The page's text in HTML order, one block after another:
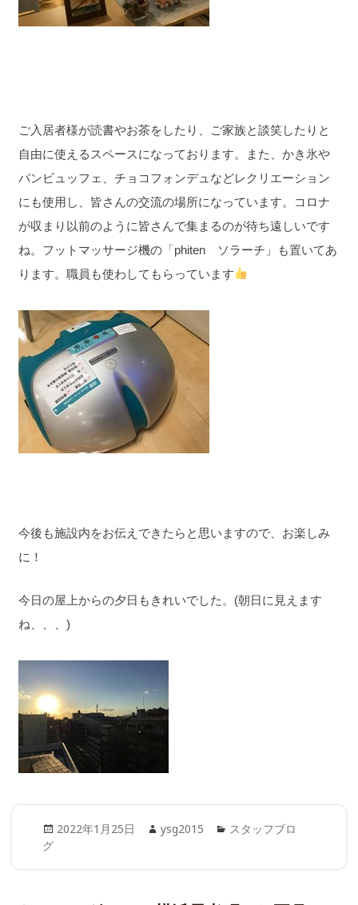
ご入居者様が読書やお茶をしたり、ご家族と談笑したりと
自由に使えるスペースになっております。また、かき氷や
パンビュッフェ、チョコフォンデュなどレクリエーション
にも使用し、皆さんの交流の場所になっています。コロナ
が収まり以前のように皆さんで集まるのが待ち遠しいです
ね。フットマッサージ機の「phiten ソラーチ」も置いてあ
ります。職員も使わしてもらっています
今後も施設内をお伝えできたらと思いますので、お楽しみ
に！
今日の屋上からの夕日もきれいでした。(朝日に見えます
ね、、、)
Posted
2022年1月25日 Author
ysg2015 Categories
スタッフブロ
グ